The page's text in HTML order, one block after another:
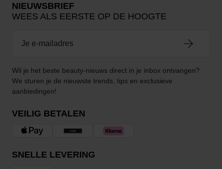
NIEUWSBRIEF
WEES ALS EERSTE OP DE HOOGTE
Wil je het beste beauty-nieuws direct in je inbox ontvangen?
We sturen je de nieuwste trends, tips en exclusieve
aanbiedingen!
VEILIG BETALEN
SNELLE LEVERING